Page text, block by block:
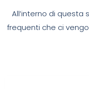
All’interno di
frequenti che ci